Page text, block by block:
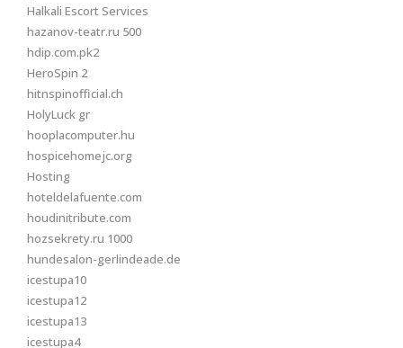
Halkali Escort Services
hazanov-teatr.ru 500
hdip.com.pk2
HeroSpin 2
hitnspinofficial.ch
HolyLuck gr
hooplacomputer.hu
hospicehomejc.org
Hosting
hoteldelafuente.com
houdinitribute.com
hozsekrety.ru 1000
hundesalon-gerlindeade.de
icestupa10
icestupa12
icestupa13
icestupa4